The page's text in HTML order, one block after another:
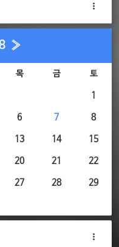
»
목 금 토
1
6 7 8
13 14 15
20 21 22
27 28 29